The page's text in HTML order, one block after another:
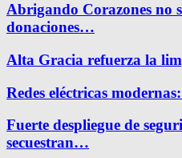
Abrigando Corazones no
donaciones…
Alta Gracia refuerza la
Redes eléctricas
Fuerte despliegue de
secuestran…